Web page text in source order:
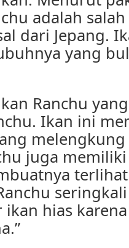
adalah
dari Jepang.
yang
Ranchu
Ikan ini
melengkung
juga
hias